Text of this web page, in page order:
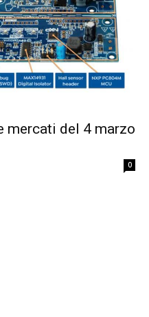
mercati del 4 marzo
0